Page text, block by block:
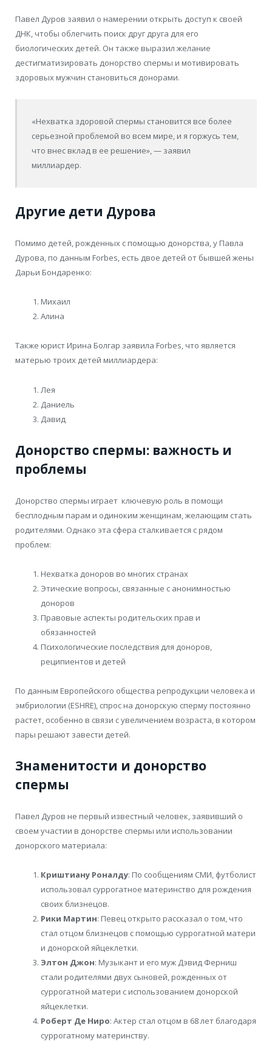
Павел Дуров заявил о намерении открыть доступ к своей
ДНК, чтобы облегчить поиск друг друга для его
биологических детей. Он также выразил желание
дестигматизировать донорство спермы и мотивировать
здоровых мужчин становиться донорами.
«Нехватка здоровой спермы становится все более
серьезной проблемой во всем мире, и я горжусь тем,
что внес вклад в ее решение», — заявил
миллиардер.
Другие дети Дурова
Помимо детей, рожденных с помощью донорства, у Павла
Дурова, по данным Forbes, есть двое детей от бывшей жены
Дарьи Бондаренко:
Михаил
Алина
Также юрист Ирина Болгар заявила Forbes, что является
матерью троих детей миллиардера:
Лея
Даниель
Давид
Донорство спермы: важность и
проблемы
Донорство спермы играет ключевую роль в помощи
бесплодным парам и одиноким женщинам, желающим стать
родителями. Однако эта сфера сталкивается с рядом
проблем:
Нехватка доноров во многих странах
Этические вопросы, связанные с анонимностью
доноров
Правовые аспекты родительских прав и
обязанностей
Психологические последствия для доноров,
реципиентов и детей
По данным Европейского общества репродукции человека и
эмбриологии (ESHRE), спрос на донорскую сперму постоянно
растет, особенно в связи с увеличением возраста, в котором
пары решают завести детей.
Знаменитости и донорство
спермы
Павел Дуров не первый известный человек, заявивший о
своем участии в донорстве спермы или использовании
донорского материала:
Криштиану Роналду: По сообщениям СМИ, футболист
использовал суррогатное материнство для рождения
своих близнецов.
Рики Мартин: Певец открыто рассказал о том, что
стал отцом близнецов с помощью суррогатной матери
и донорской яйцеклетки.
Элтон Джон: Музыкант и его муж Дэвид Ферниш
стали родителями двух сыновей, рожденных от
суррогатной матери с использованием донорской
яйцеклетки.
Роберт Де Ниро: Актер стал отцом в 68 лет благодаря
суррогатному материнству.